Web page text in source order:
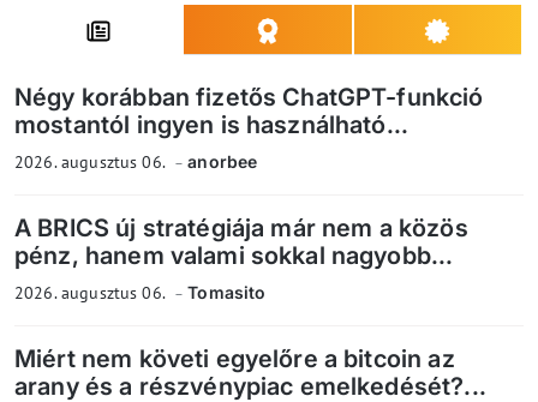
Négy korábban fizetős ChatGPT-funkció
mostantól ingyen is használható...
2026. augusztus 06. anorbee
A BRICS új stratégiája már nem a közös
pénz, hanem valami sokkal nagyobb...
2026. augusztus 06. Tomasito
Miért nem követi egyelőre a bitcoin az
arany és a részvénypiac emelkedését?...